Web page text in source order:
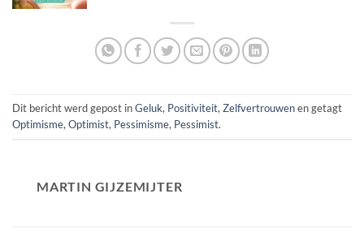
Dit bericht werd gepost inGeluk, Positiviteit, Zelfvertrouwenen getagt
Optimisme, Optimist, Pessimisme, Pessimist.
MARTIN GIJZEMIJTER